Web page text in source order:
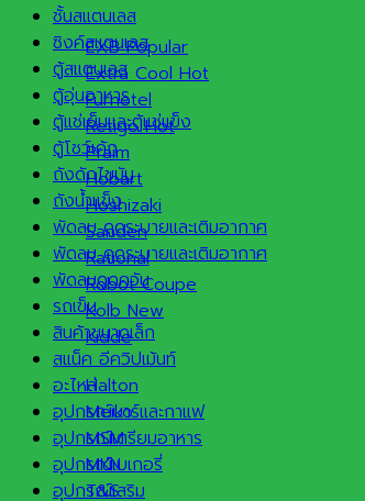
EXB
Extra Cool
Furnotel
Retigo
Praim
Hobart
Hoshizaki
Sanden
Rational
Robot Coupe
Kolb
Kidde
Halton
Meiko
MSM
MKN
T&S
ชั้นสแตนเลส
ซิงค์สแตนเลส
ตู้สแตนเลส
ตู้อุ่นอาหาร
ตู้แช่เย็นและตู้แช่แข็ง
ตู้โชว์เค้ก
ถังดักไขมัน
ถังน้ำแข็ง
พัดลม ดูดระบายและเติมอากาศ
พัดลม ดูดระบายและเติมอากาศ
พัดลมดูดควัน
รถเข็น
สินค้าขนาดเล็ก
สแน็ค อีควิปเม้นท์
อะไหล่
อุปกรณ์บาร์และกาแฟ
อุปกรณ์เตรียมอาหาร
อุปกรณ์เบเกอรี่
อุปกรณ์เสริม